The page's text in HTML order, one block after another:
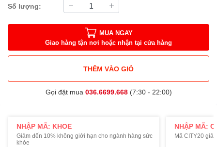
Số lượng:
MUA NGAY
Giao hàng tận nơi hoặc nhận tại cửa hàng
THÊM VÀO GIỎ
Gọi đặt mua 036.6699.668(7:30 - 22:00)
NHẬP MÃ: KHOE
Giảm đến 10% không giới hạn cho ngành hàng sức
khỏe
NHẬP MÃ:
Mã CITY20